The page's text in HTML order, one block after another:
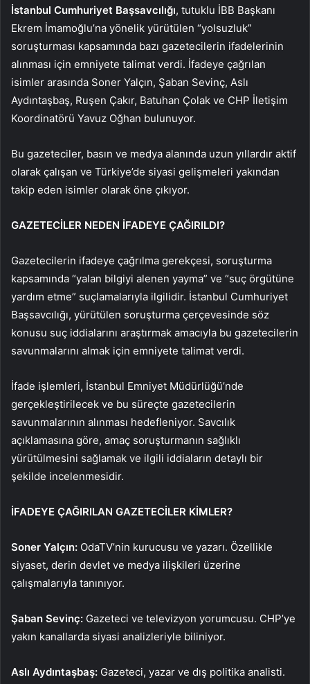
İstanbul Cumhuriyet Başsavcılığı, tutuklu İBB Başkanı
Ekrem İmamoğlu’na yönelik yürütülen “yolsuzluk”
soruşturması kapsamında bazı gazetecilerin ifadelerinin
alınması için emniyete talimat verdi. İfadeye çağrılan
isimler arasında Soner Yalçın, Şaban Sevinç, Aslı
Aydıntaşbaş, Ruşen Çakır, Batuhan Çolak ve CHP İletişim
Koordinatörü Yavuz Oğhan bulunuyor.
Bu gazeteciler, basın ve medya alanında uzun yıllardır aktif
olarak çalışan ve Türkiye’de siyasi gelişmeleri yakından
takip eden isimler olarak öne çıkıyor.
GAZETECİLER NEDEN İFADEYE ÇAĞIRILDI?
Gazetecilerin ifadeye çağrılma gerekçesi, soruşturma
kapsamında “yalan bilgiyi alenen yayma” ve “suç örgütüne
yardım etme” suçlamalarıyla ilgilidir. İstanbul Cumhuriyet
Başsavcılığı, yürütülen soruşturma çerçevesinde söz
konusu suç iddialarını araştırmak amacıyla bu gazetecilerin
savunmalarını almak için emniyete talimat verdi.
İfade işlemleri, İstanbul Emniyet Müdürlüğü’nde
gerçekleştirilecek ve bu süreçte gazetecilerin
savunmalarının alınması hedefleniyor. Savcılık
açıklamasına göre, amaç soruşturmanın sağlıklı
yürütülmesini sağlamak ve ilgili iddiaların detaylı bir
şekilde incelenmesidir.
İFADEYE ÇAĞIRILAN GAZETECİLER KİMLER?
Soner Yalçın: OdaTV’nin kurucusu ve yazarı. Özellikle
siyaset, derin devlet ve medya ilişkileri üzerine
çalışmalarıyla tanınıyor.
Şaban Sevinç: Gazeteci ve televizyon yorumcusu. CHP’ye
yakın kanallarda siyasi analizleriyle biliniyor.
Aslı Aydıntaşbaş: Gazeteci, yazar ve dış politika analisti.